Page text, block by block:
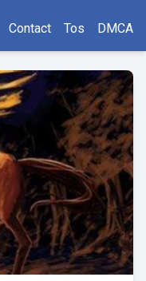
Contact Tos DMCA